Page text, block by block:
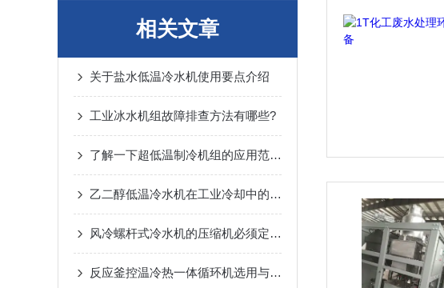
相关文章
关于盐水低温冷水机使用要点介绍
工业冰水机组故障排查方法有哪些?
了解一下超低温制冷机组的应用范围有哪些吧
乙二醇低温冷水机在工业冷却中的重要作用
风冷螺杆式冷水机的压缩机必须定期更换润滑油
反应釜控温冷热一体循环机选用与使用注意事项